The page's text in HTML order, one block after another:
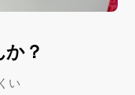
？
い